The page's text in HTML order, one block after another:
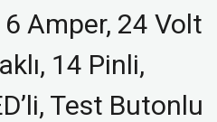
Amper, 24 Volt
14 Pinli,
Test Butonlu